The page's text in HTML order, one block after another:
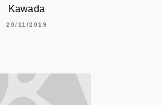
Kawada
20/11/2019